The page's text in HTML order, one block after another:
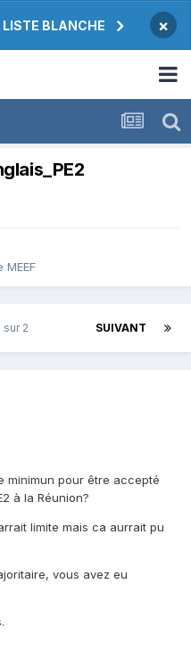
BLANCHE ×
MEEF
SUIVANT
sur 2
minimun pour être accepté
à la Réunion?
limite mais ca aurrait pu
vous avez eu